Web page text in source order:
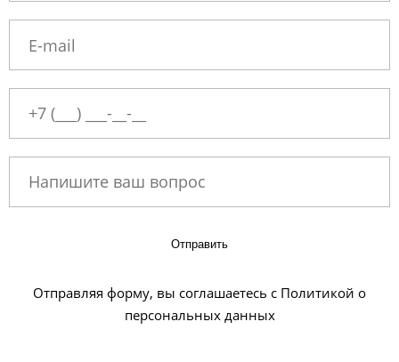
Отправить
Отправляя форму, вы соглашаетесь с Политикой о
персональных данных